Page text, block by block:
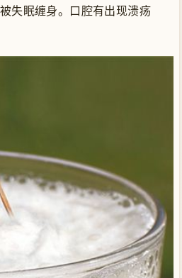
失眠缠身。口腔有出现溃疡